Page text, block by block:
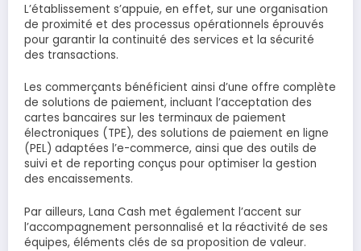
L’établissement s’appuie, en effet, sur une organisation
de proximité et des processus opérationnels éprouvés
pour garantir la continuité des services et la sécurité
des transactions.
Les commerçants bénéficient ainsi d’une offre complète
de solutions de paiement, incluant l’acceptation des
cartes bancaires sur les terminaux de paiement
électroniques (TPE), des solutions de paiement en ligne
(PEL) adaptées l’e-commerce, ainsi que des outils de
suivi et de reporting conçus pour optimiser la gestion
des encaissements.
Par ailleurs, Lana Cash met également l’accent sur
l’accompagnement personnalisé et la réactivité de ses
équipes, éléments clés de sa proposition de valeur.